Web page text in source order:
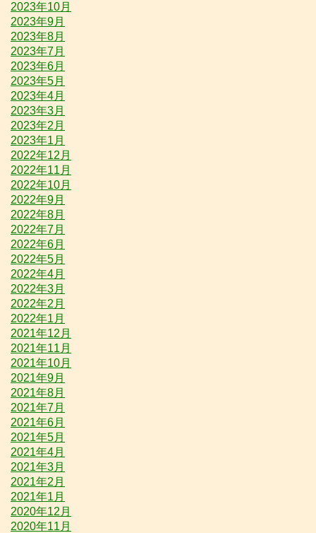
2023年10月
2023年9月
2023年8月
2023年7月
2023年6月
2023年5月
2023年4月
2023年3月
2023年2月
2023年1月
2022年12月
2022年11月
2022年10月
2022年9月
2022年8月
2022年7月
2022年6月
2022年5月
2022年4月
2022年3月
2022年2月
2022年1月
2021年12月
2021年11月
2021年10月
2021年9月
2021年8月
2021年7月
2021年6月
2021年5月
2021年4月
2021年3月
2021年2月
2021年1月
2020年12月
2020年11月